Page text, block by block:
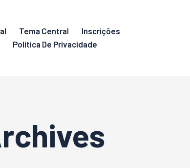
Tema Central
Inscrições
Politica De Privacidade